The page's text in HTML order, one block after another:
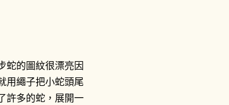
蛇的圖紋很漂亮因
用繩子把小蛇頭尾
許多的蛇，展開一